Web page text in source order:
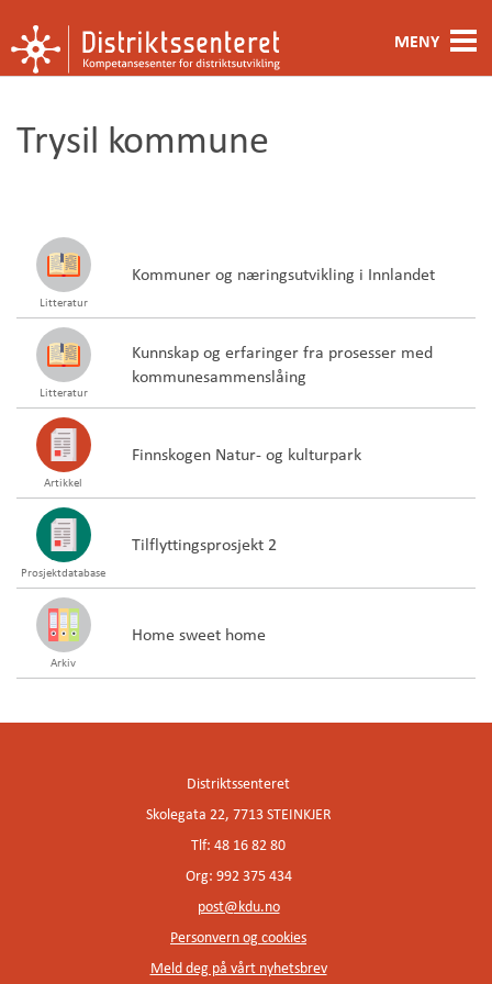
MENY
Metoder og verktøy
Kontakt oss
Om oss
Trysil kommune
Litteratur
Kommuner og næringsutvikling i Innlandet
Litteratur
Kunnskap og erfaringer fra prosesser med
kommunesammenslåing
Artikkel
Finnskogen Natur- og kulturpark
Prosjektdatabase
Tilflyttingsprosjekt 2
Arkiv
Home sweet home
Distriktssenteret
Skolegata 22, 7713 STEINKJER
Tlf: 48 16 82 80
Org: 992 375 434
post@kdu.no
Personvern og cookies
Meld deg på vårt nyhetsbrev